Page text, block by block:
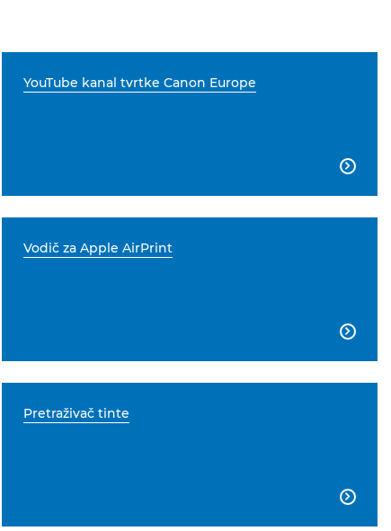
YouTube kanal tvrtke Canon Europe

Vodič za Apple AirPrint

Pretraživač tinte
